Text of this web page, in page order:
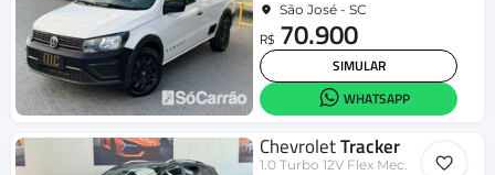
São José - SC
R$ 70.900
SIMULAR
WHATSAPP
ChevroletTracker
1.0 Turbo 12V Flex Mec.